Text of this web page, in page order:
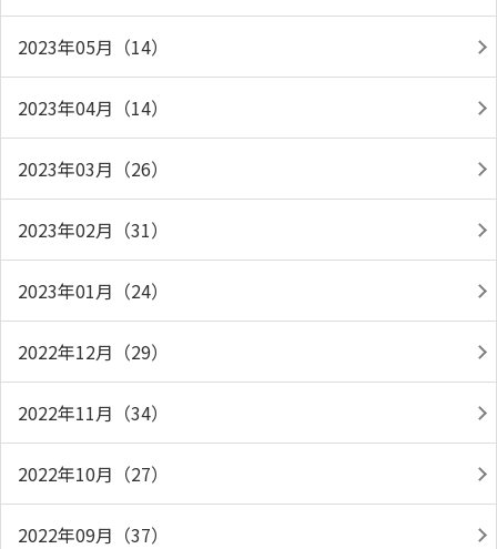
2023年05月（14）
2023年04月（14）
2023年03月（26）
2023年02月（31）
2023年01月（24）
2022年12月（29）
2022年11月（34）
2022年10月（27）
2022年09月（37）